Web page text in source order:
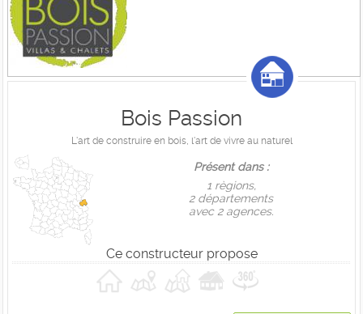
Bois Passion
L'art de construire en bois, l'art de vivre au naturel
Présent dans :
1 règions,
2 départements
avec 2 agences.
Ce constructeur propose